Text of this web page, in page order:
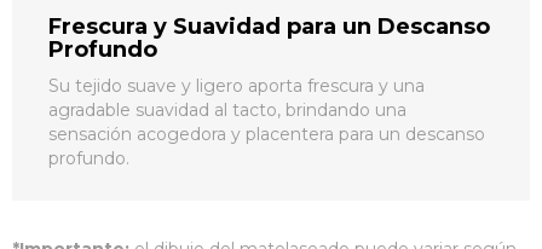
Frescura y Suavidad para un Descanso
Profundo
Su tejido suave y ligero aporta frescura y una
agradable suavidad al tacto, brindando una
sensación acogedora y placentera para un descanso
profundo.